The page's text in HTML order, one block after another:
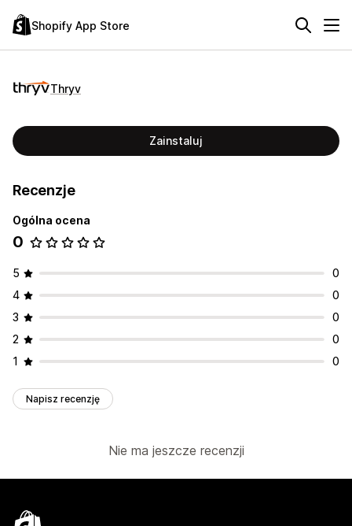
Shopify App Store
Thryv
Zainstaluj
Recenzje
Ogólna ocena
0
5
0
4
0
3
0
2
0
1
0
Napisz recenzję
Nie ma jeszcze recenzji